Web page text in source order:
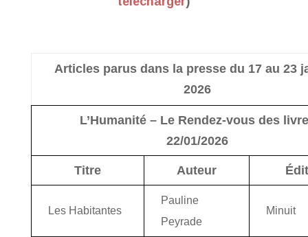
Articles parus dans la presse du 17 au 23
2026
L’Humanité – Le Rendez-vous des
22/01/2026
Titre Auteur
Les Habitantes
Pauline
Peyrade
Minuit